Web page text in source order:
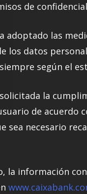
de
adoptado las
los datos
según el
solicitada la
de acuerdo
sea necesario
la información